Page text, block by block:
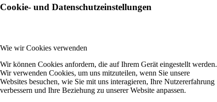
Cookie- und Datenschutzeinstellungen
Wie wir Cookies verwenden
Wir können Cookies anfordern, die auf Ihrem Gerät eingestellt werden.
Wir verwenden Cookies, um uns mitzuteilen, wenn Sie unsere
Websites besuchen, wie Sie mit uns interagieren, Ihre Nutzererfahrung
verbessern und Ihre Beziehung zu unserer Website anpassen.